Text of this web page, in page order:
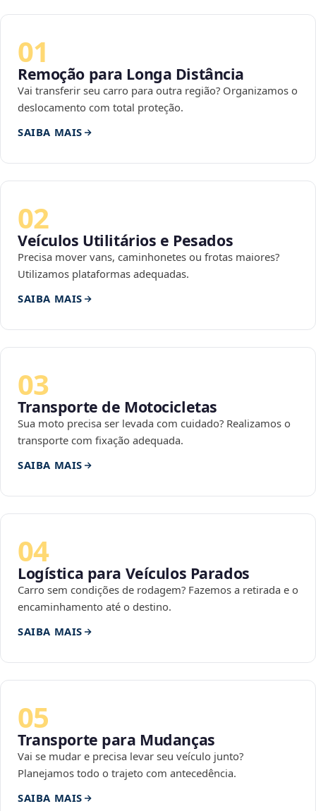
01
Remoção para Longa Distância
Vai transferir seu carro para outra região? Organizamos o
deslocamento com total proteção.
SAIBA MAIS
02
Veículos Utilitários e Pesados
Precisa mover vans, caminhonetes ou frotas maiores?
Utilizamos plataformas adequadas.
SAIBA MAIS
03
Transporte de Motocicletas
Sua moto precisa ser levada com cuidado? Realizamos o
transporte com fixação adequada.
SAIBA MAIS
04
Logística para Veículos Parados
Carro sem condições de rodagem? Fazemos a retirada e o
encaminhamento até o destino.
SAIBA MAIS
05
Transporte para Mudanças
Vai se mudar e precisa levar seu veículo junto?
Planejamos todo o trajeto com antecedência.
SAIBA MAIS